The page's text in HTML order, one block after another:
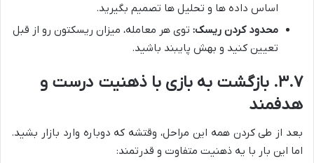
اساس داده ها و تحلیل ها تصمیم بگیرید.
محدود کردن ریسک: توی هر معامله، میزان ریسکتون رو از قبل
تعیین کنید و بهش پایبند باشید.
۳.۷. بازگشت به بازی با ذهنیت درست و
هدفمند
بعد از طی کردن همه این مراحل، وقتشه که دوباره وارد بازار بشید.
اما این بار با یه ذهنیت متفاوت و قدرتمند: